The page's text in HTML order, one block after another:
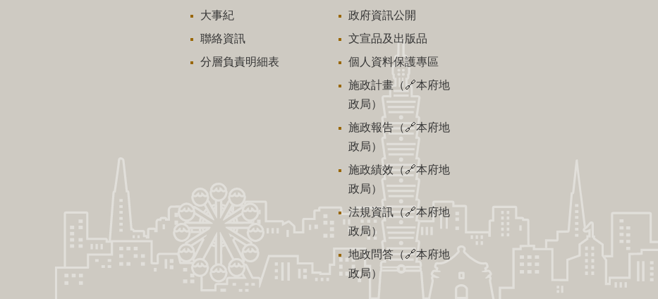
大事紀
聯絡資訊
分層負責明細表
政府資訊公開
文宣品及出版品
個人資料保護專區
施政計畫（🔗本府地
政局）
施政報告（🔗本府地
政局）
施政績效（🔗本府地
政局）
法規資訊（🔗本府地
政局）
地政問答（🔗本府地
政局）